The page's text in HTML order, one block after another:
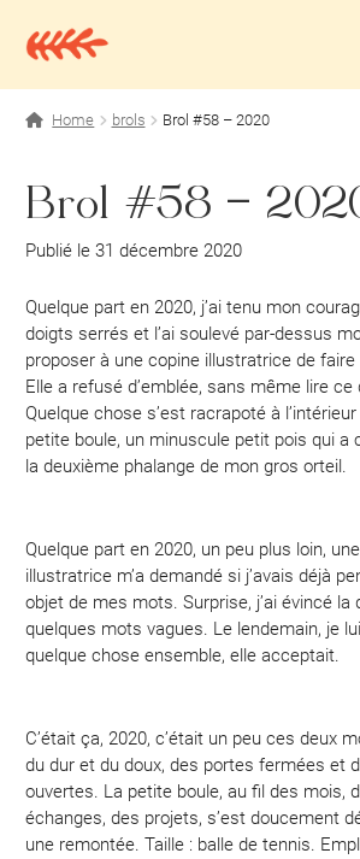
à
au
Projets personnels
Home brols Brol #58 – 2020
Brol #58 –
Publié le 31 décembre 2020
Quelque part en 2020, j’ai tenu mon
doigts serrés et l’ai soulevé par-dessus
proposer à une copine illustratrice de
Elle a refusé d’emblée, sans même lire ce
Quelque chose s’est racrapoté à
petite boule, un minuscule petit pois qui a
la deuxième phalange de mon gros orteil.
Quelque part en 2020, un peu plus loin,
illustratrice m’a demandé si j’avais déjà
objet de mes mots. Surprise, j’ai évincé la
quelques mots vagues. Le lendemain, je
quelque chose ensemble, elle acceptait.
C’était ça, 2020, c’était un peu ces deux
du dur et du doux, des portes fermées et
ouvertes. La petite boule, au fil des mois,
échanges, des projets, s’est doucement
une remontée. Taille : balle de tennis.